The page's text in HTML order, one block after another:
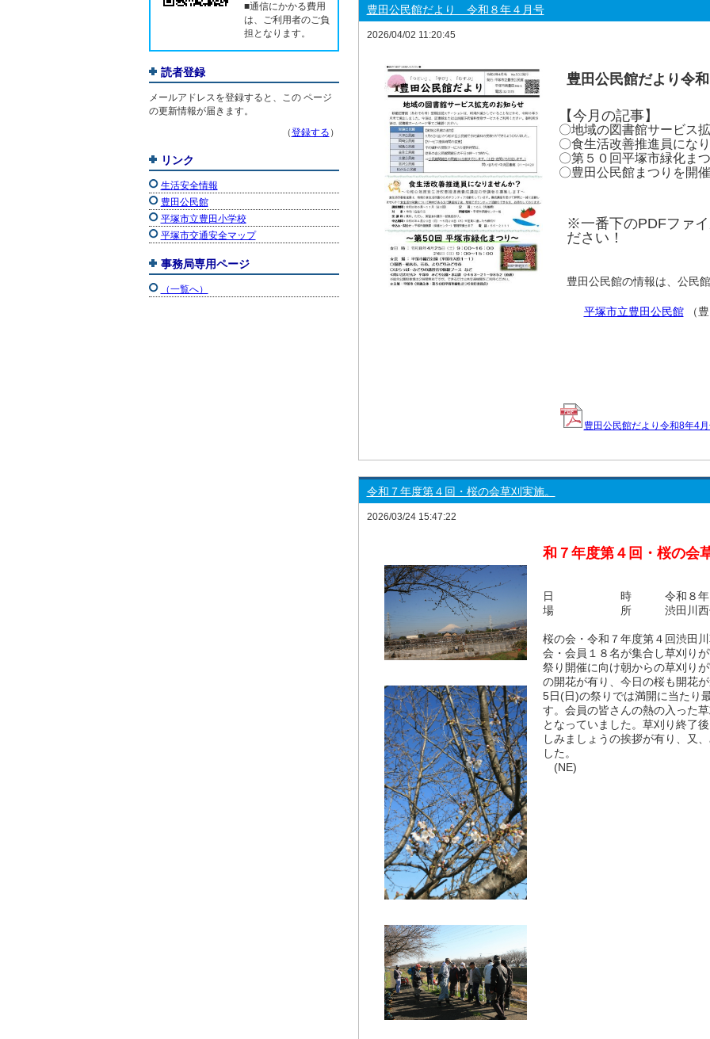
■通信にかかる費用
は、ご利用者のご負
担となります。
読者登録
メールアドレスを登録すると、この ページ
の更新情報が届きます。
（登録する ）
リンク
生活安全情報
豊田公民館
平塚市立豊田小学校
平塚市交通安全マップ
事務局専用ページ
（一覧へ）
豊田公民館だより 令和８年４月号
2026/04/02 11:20:45
豊田公民館だより令
【今月の記事】
〇地域の図書館サービス
〇食生活改善推進員にな
〇第５０回平塚市緑化ま
〇豊田公民館まつり
※一番下のPDFファ
ださい！
豊田公民館の情報は、公民
平塚市立豊田公民館（豊
豊田公民館だより令和8年4
令和７年度第４回・桜の会草刈実施。
2026/03/24 15:47:22
和７年度第４回・桜の会
日 時 令和８年３月２
場 所 渋田川西側土手(
桜の会・令和７年度第４回渋田
会・会員１８名が集合し草刈り
祭り開催に向け朝からの草刈り
の開花が有り、今日の桜も開花
5日(日)の祭りでは満開に当たり
す。会員の皆さんの熱の入った
となっていました。草刈り終了
しみましょうの挨拶が有り、又
した。
(NE)